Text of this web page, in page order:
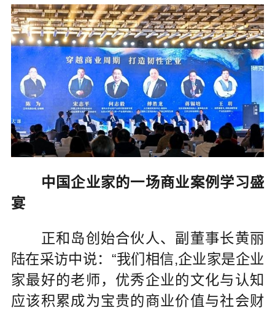
中国企业家的一场商业案例学习盛
宴
正和岛创始合伙人、副董事长黄丽
陆在采访中说：“我们相信,企业家是企业
家最好的老师，优秀企业的文化与认知
应该积累成为宝贵的商业价值与社会财